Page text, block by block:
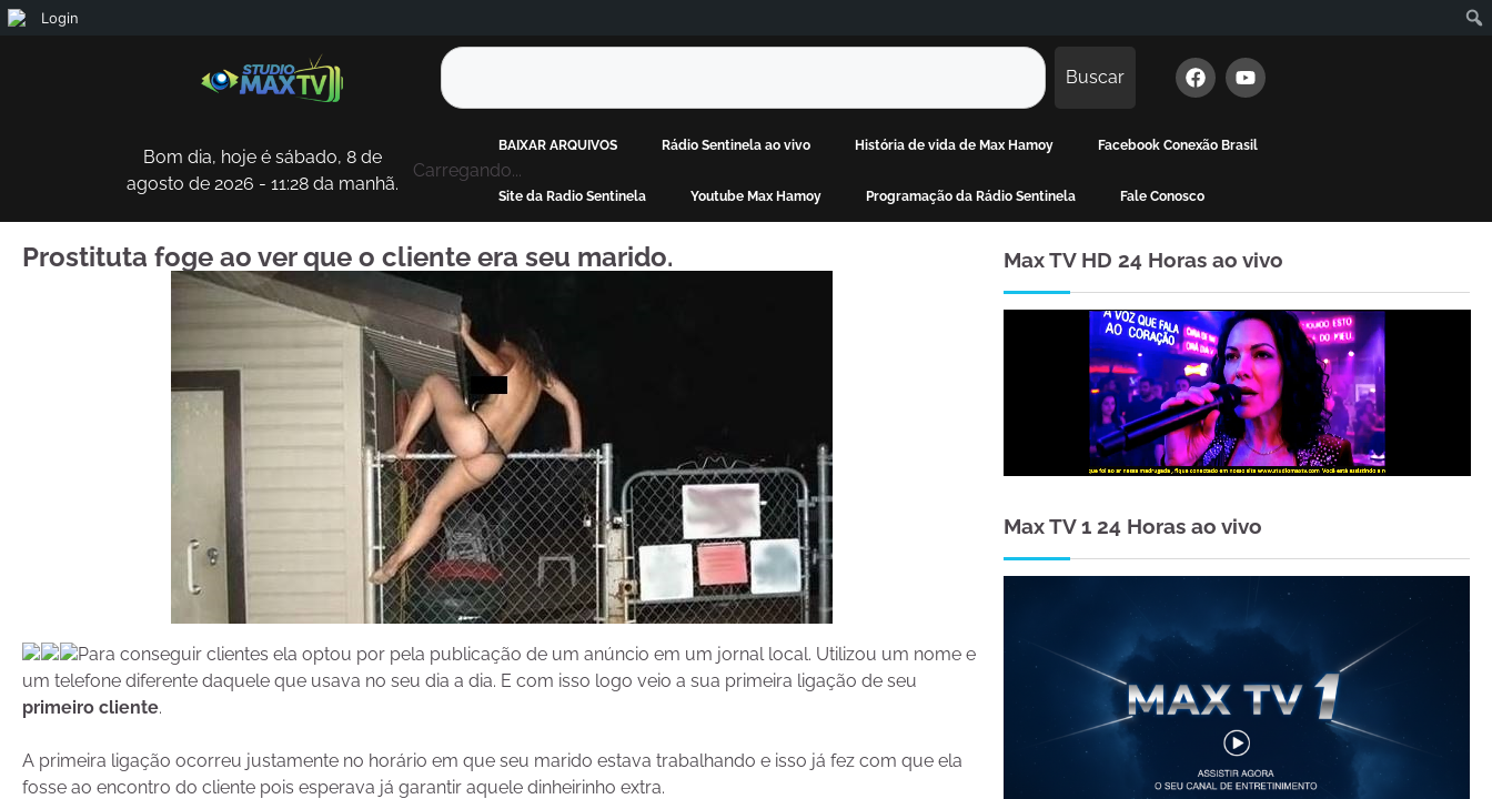
Buscar
Bom dia, hoje é sábado, 8 de
agosto de 2026 - 11:28 da manhã.
Carregando...
BAIXAR ARQUIVOS Rádio Sentinela ao vivo História de vida de Max Hamoy Facebook Conexão Brasil
Site da Radio Sentinela Youtube Max Hamoy Programação da Rádio Sentinela Fale Conosco
Prostituta foge ao ver que o cliente era seu marido.
Para conseguir clientes ela optou por pela publicação de um anúncio em um jornal local. Utilizou um nome e
um telefone diferente daquele que usava no seu dia a dia. E com isso logo veio a sua primeira ligação de seu
primeiro cliente.
A primeira ligação ocorreu justamente no horário em que seu marido estava trabalhando e isso já fez com que ela
fosse ao encontro do cliente pois esperava já garantir aquele dinheirinho extra.
Max TV HD 24 Horas ao vivo
Max TV 1 24 Horas ao vivo
Login